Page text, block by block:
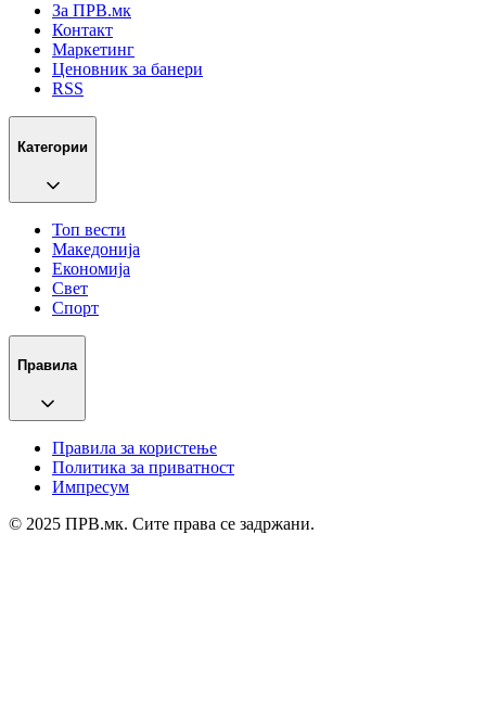
За ПРВ.мк
Контакт
Маркетинг
Ценовник за банери
RSS
Категории
Топ вести
Македонија
Економија
Свет
Спорт
Правила
Правила за користење
Политика за приватност
Импресум
© 2025 ПРВ.мк. Сите права се задржани.